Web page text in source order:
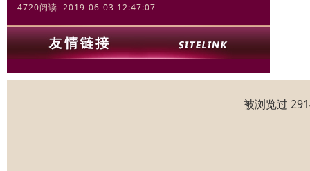
4720阅读 2019-06-03 12:47:07
被浏览过